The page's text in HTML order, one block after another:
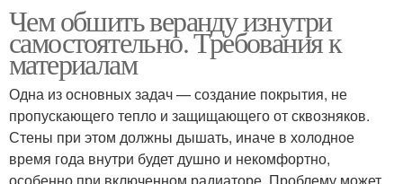
Чем обшить веранду изнутри
самостоятельно. Требования к
материалам
Одна из основных задач — создание покрытия, не
пропускающего тепло и защищающего от сквозняков.
Стены при этом должны дышать, иначе в холодное
время года внутри будет душно и некомфортно,